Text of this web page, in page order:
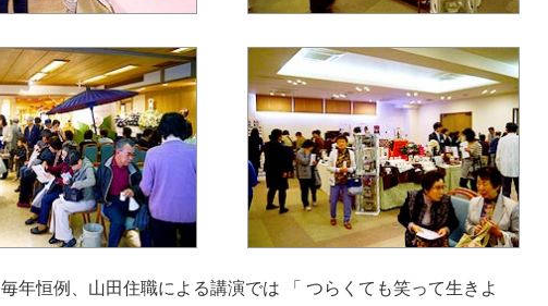
毎年恒例、山田住職による講演では 「 つらくても笑って生きよ